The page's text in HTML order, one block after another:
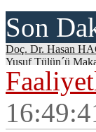
Son
Doç. Dr. Hasan
Yusuf Tülün´ü
Göçmek Zordur
Savaşın Çocuklar
Bir Adım Ötesi
Vakfımız sosyal
İlk Konuğumuz